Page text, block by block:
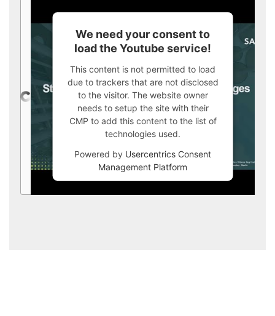
We need your consent to
load the Youtube service!
This content is not permitted to load
due to trackers that are not disclosed
to the visitor. The website owner
needs to setup the site with their
CMP to add this content to the list of
technologies used.
Powered by Usercentrics Consent
Management Platform